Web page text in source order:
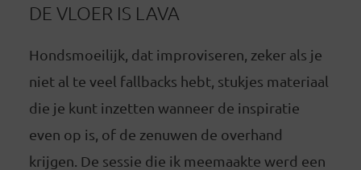
DE VLOER IS LAVA
Hondsmoeilijk, dat improviseren, zeker als je
niet al te veel fallbacks hebt, stukjes materiaal
die je kunt inzetten wanneer de inspiratie
even op is, of de zenuwen de overhand
krijgen. De sessie die ik meemaakte werd een